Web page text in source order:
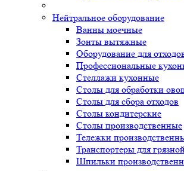
Нейтральное оборудование
Ванны моечные
Зонты вытяжные
Оборудование для
Профессиональные
Стеллажи кухонные
Столы для обработки
Столы для сбора отходов
Столы кондитерские
Столы производственные
Тележки
Транспортеры для
Шпильки